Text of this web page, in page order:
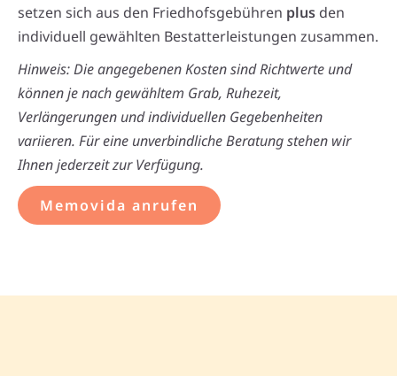
setzen sich aus den Friedhofsgebühren plus den
individuell gewählten Bestatterleistungen zusammen.
Hinweis: Die angegebenen Kosten sind Richtwerte und
können je nach gewähltem Grab, Ruhezeit,
Verlängerungen und individuellen Gegebenheiten
variieren. Für eine unverbindliche Beratung stehen wir
Ihnen jederzeit zur Verfügung.
Memovida anrufen